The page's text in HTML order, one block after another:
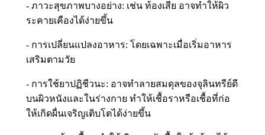
- ภาวะสุขภาพบางอย่าง: เช่น ท้องเสีย อาจทำให้ผิว
ระคายเคืองได้ง่ายขึ้น
- การเปลี่ยนแปลงอาหาร: โดยเฉพาะเมื่อเริ่มอาหาร
เสริมตามวัย
- การใช้ยาปฏิชีวนะ: อาจทำลายสมดุลของจุลินทรีย์ดี
บนผิวหนังและในร่างกาย ทำให้เชื้อราหรือเชื้อที่ก่อ
ให้เกิดผื่นเจริญเติบโตได้ง่ายขึ้น